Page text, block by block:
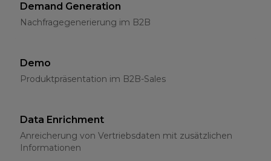
Demand Generation
Nachfragegenerierung im B2B
Demo
Produktpräsentation im B2B-Sales
Data Enrichment
Anreicherung von Vertriebsdaten mit zusätzlichen
Informationen